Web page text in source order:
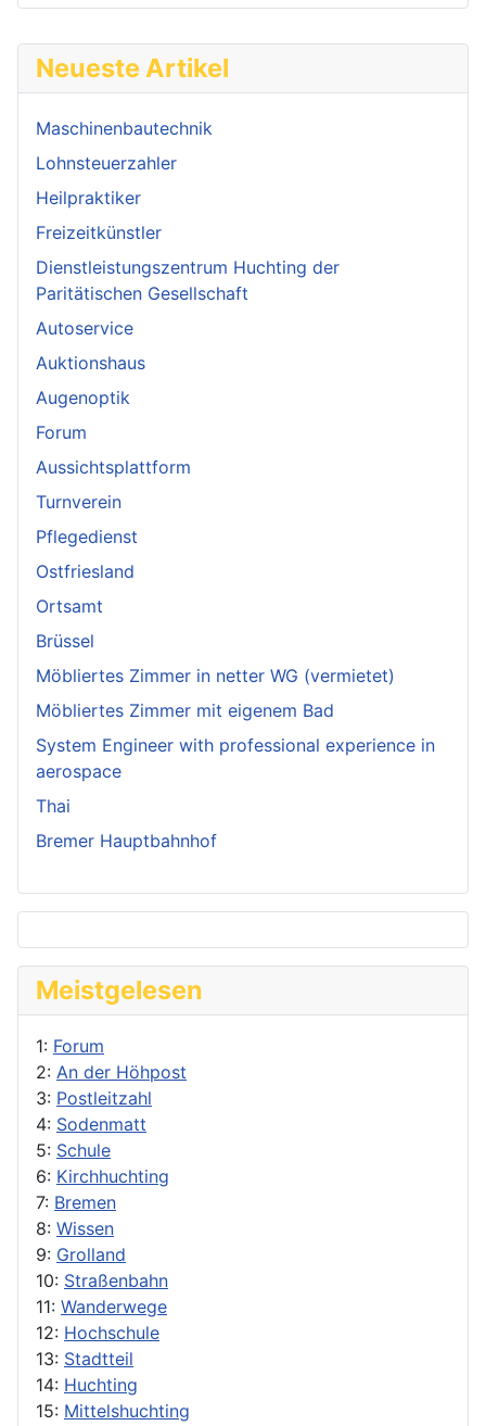
Neueste Artikel
Maschinenbautechnik
Lohnsteuerzahler
Heilpraktiker
Freizeitkünstler
Dienstleistungszentrum Huchting der
Paritätischen Gesellschaft
Autoservice
Auktionshaus
Augenoptik
Forum
Aussichtsplattform
Turnverein
Pflegedienst
Ostfriesland
Ortsamt
Brüssel
Möbliertes Zimmer in netter WG (vermietet)
Möbliertes Zimmer mit eigenem Bad
System Engineer with professional experience in
aerospace
Thai
Bremer Hauptbahnhof
Meistgelesen
1: Forum
2: An der Höhpost
3: Postleitzahl
4: Sodenmatt
5: Schule
6: Kirchhuchting
7: Bremen
8: Wissen
9: Grolland
10: Straßenbahn
11: Wanderwege
12: Hochschule
13: Stadtteil
14: Huchting
15: Mittelshuchting